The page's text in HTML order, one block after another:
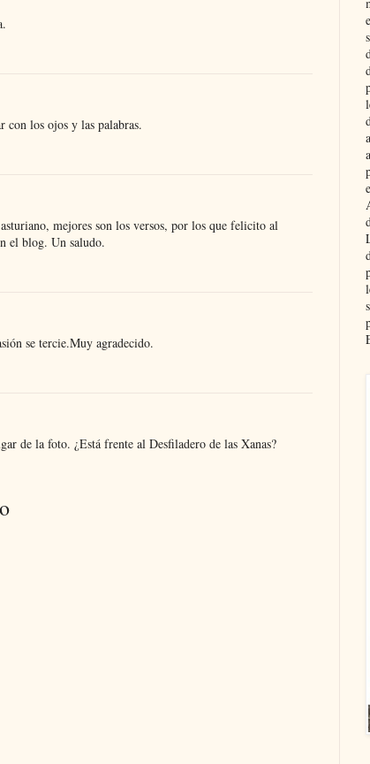
con los ojos y las palabras.
mejores son los versos, por los que felicito al
el blog. Un saludo.
se tercie.Muy agradecido.
de la foto. ¿Está frente al Desfiladero de las Xanas?